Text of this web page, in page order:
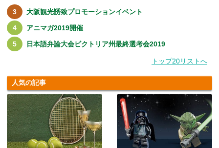
大阪観光誘致プロモーションイベント
アニマガ2019開催
日本語弁論大会ビクトリア州最終選考会2019
トップ20リストへ
人気の記事